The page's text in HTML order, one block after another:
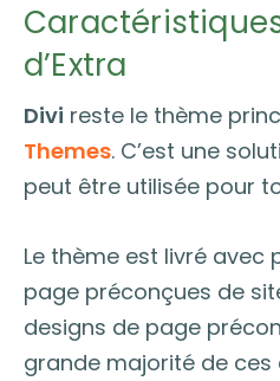
d’Extra
Divi reste le thème
Themes. C’est une
peut être utilisée pour
Le thème est livré avec
page préconçues de
designs de page
grande majorité de ces